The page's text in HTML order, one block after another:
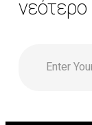
νεότερο